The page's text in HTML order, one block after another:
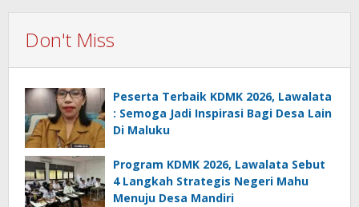
Don't Miss
Peserta Terbaik KDMK 2026, Lawalata
: Semoga Jadi Inspirasi Bagi Desa Lain
Di Maluku
Program KDMK 2026, Lawalata Sebut
4 Langkah Strategis Negeri Mahu
Menuju Desa Mandiri